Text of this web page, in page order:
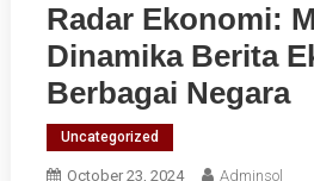
Radar Ekonomi:
Dinamika Berita
Berbagai Negara
Uncategorized
October 23, 2024 Adminsol